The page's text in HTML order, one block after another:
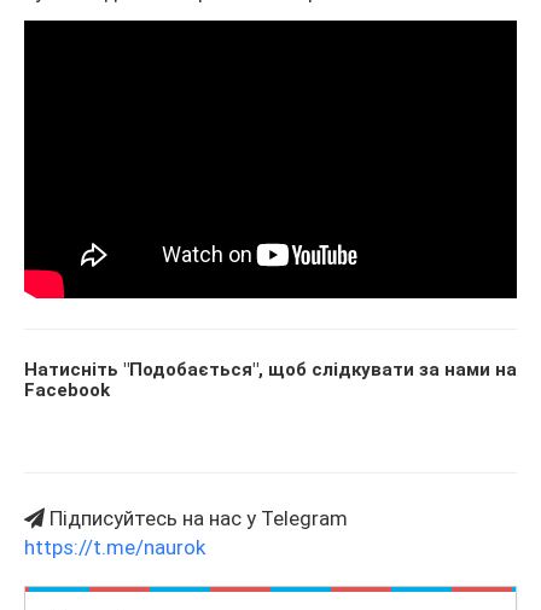
Натисніть "Подобається", щоб слідкувати за нами на
Facebook
Підписуйтесь на нас у Telegram
https://t.me/naurok